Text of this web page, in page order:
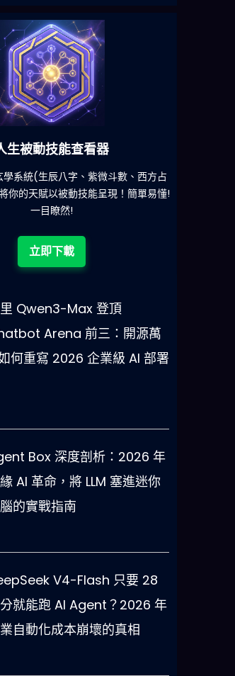
六合彩發達神器
500萬個低概率中獎組合，提高中獎率
立即下載
Qwen3-Max 登頂
Arena 前三：開源萬
何重寫 2026 企業級 AI 部署
Box 深度剖析：2026 年
AI 革命，將 LLM 塞進迷你
的實戰指南
V4-Flash 只要 28
就能跑 AI Agent？2026 年
自動化成本崩壞的真相